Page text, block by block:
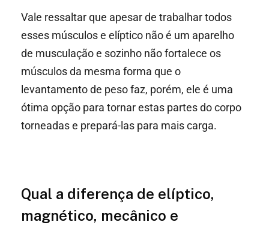
Vale ressaltar que apesar de trabalhar todos
esses músculos e elíptico não é um aparelho
de musculação e sozinho não fortalece os
músculos da mesma forma que o
levantamento de peso faz, porém, ele é uma
ótima opção para tornar estas partes do corpo
torneadas e prepará-las para mais carga.
Qual a diferença de elíptico,
magnético, mecânico e